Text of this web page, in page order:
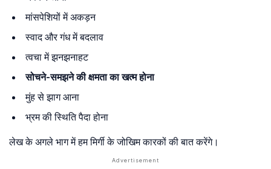
मांसपेशियों में अकड़न
स्वाद और गंध में बदलाव
त्वचा में झनझनाहट
सोचने-समझने की क्षमता का खत्म होना
मुंह से झाग आना
भ्रम की स्थिति पैदा होना
लेख के अगले भाग में हम मिर्गी के जोखिम कारकों की बात करेंगे।